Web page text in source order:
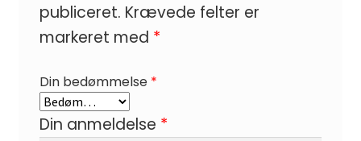
publiceret. Krævede felter er
markeret med *
Din bedømmelse *
Din anmeldelse *